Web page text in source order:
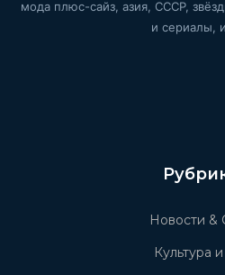
мода плюс-сайз, азия, СССР,
и сериалы,
Новости
Культура